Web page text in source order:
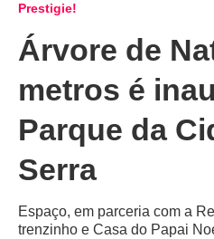
Prestigie!
Árvore de
metros é
Parque da
Serra
Espaço, em parceria com a
trenzinho e Casa do Papai